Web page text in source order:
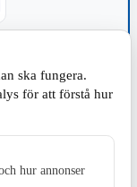
ska fungera.
för att förstå hur
hur annonser